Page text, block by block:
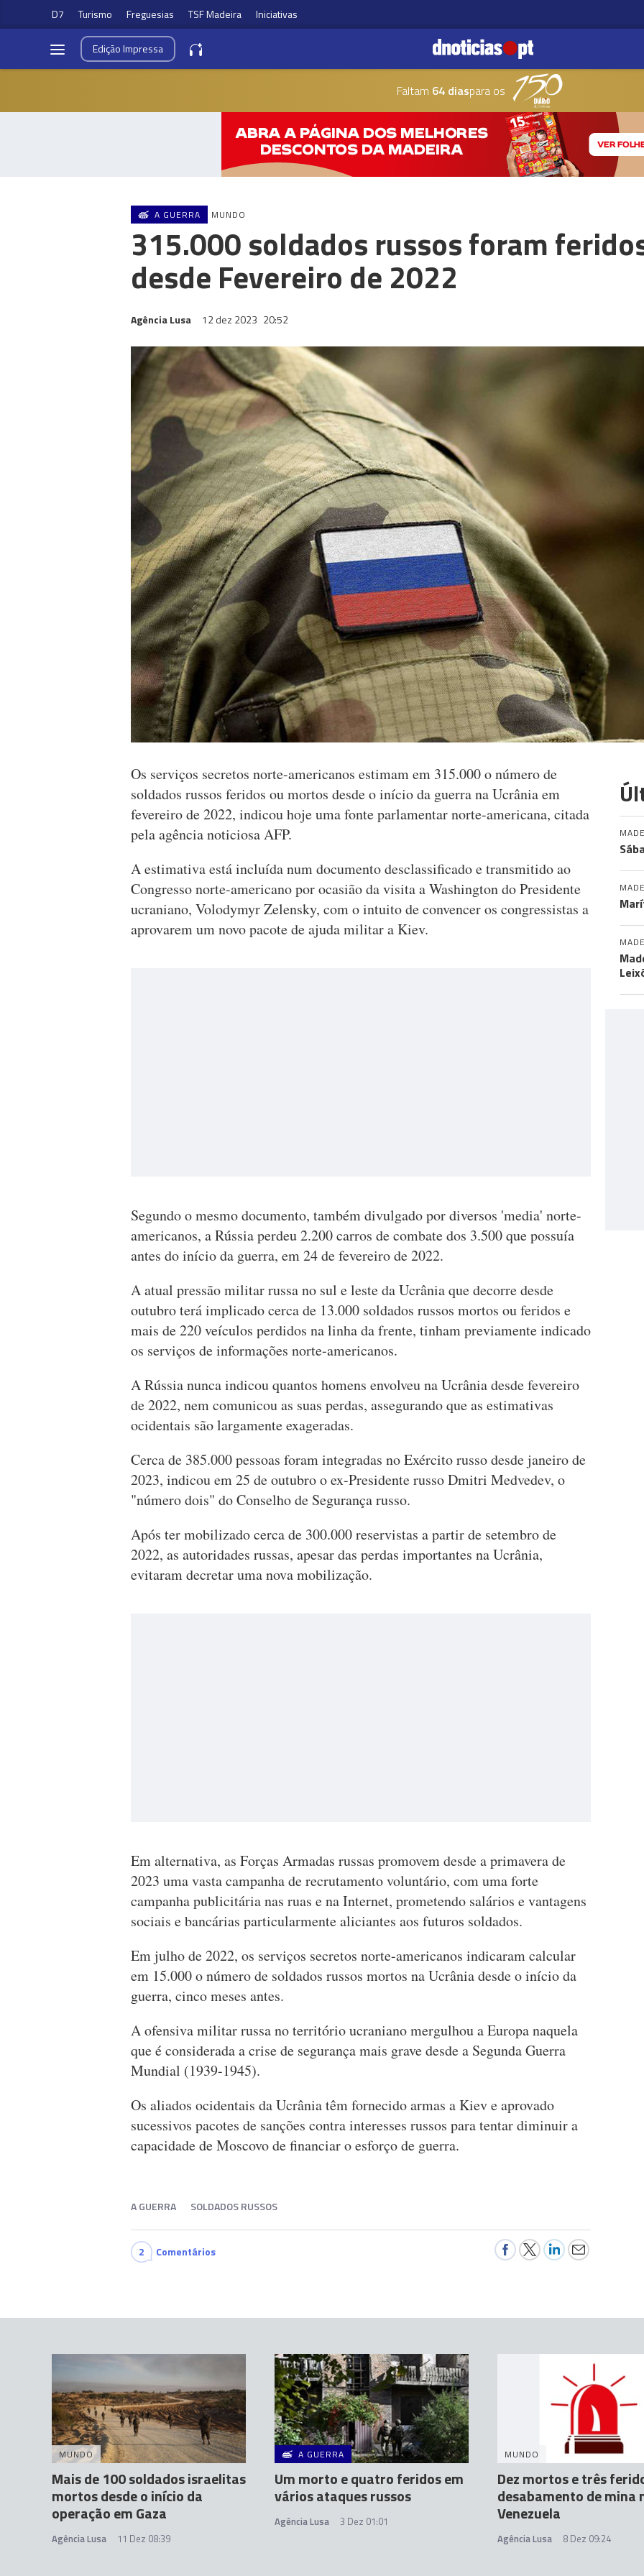
D7 Turismo Freguesias TSF Madeira Iniciativas
EdiçãoImpressa
Faltam 64 diaspara os
A GUERRA MUNDO
315.000 soldados russos foram
desde Fevereiro de 2022
Agência Lusa 12 dez 2023 20:52
Os serviços secretos norte-americanos estimam em 315.000 o número de
soldados russos feridos ou mortos desde o início da guerra na Ucrânia em
fevereiro de 2022, indicou hoje uma fonte parlamentar norte-americana, citada
pela agência noticiosa AFP.
A estimativa está incluída num documento desclassificado e transmitido ao
Congresso norte-americano por ocasião da visita a Washington do Presidente
ucraniano, Volodymyr Zelensky, com o intuito de convencer os congressistas a
aprovarem um novo pacote de ajuda militar a Kiev.
Segundo o mesmo documento, também divulgado por diversos 'media' norte-
americanos, a Rússia perdeu 2.200 carros de combate dos 3.500 que possuía
antes do início da guerra, em 24 de fevereiro de 2022.
A atual pressão militar russa no sul e leste da Ucrânia que decorre desde
outubro terá implicado cerca de 13.000 soldados russos mortos ou feridos e
mais de 220 veículos perdidos na linha da frente, tinham previamente indicado
os serviços de informações norte-americanos.
A Rússia nunca indicou quantos homens envolveu na Ucrânia desde fevereiro
de 2022, nem comunicou as suas perdas, assegurando que as estimativas
ocidentais são largamente exageradas.
Cerca de 385.000 pessoas foram integradas no Exército russo desde janeiro de
2023, indicou em 25 de outubro o ex-Presidente russo Dmitri Medvedev, o
"número dois" do Conselho de Segurança russo.
Após ter mobilizado cerca de 300.000 reservistas a partir de setembro de
2022, as autoridades russas, apesar das perdas importantes na Ucrânia,
evitaram decretar uma nova mobilização.
Em alternativa, as Forças Armadas russas promovem desde a primavera de
2023 uma vasta campanha de recrutamento voluntário, com uma forte
campanha publicitária nas ruas e na Internet, prometendo salários e vantagens
sociais e bancárias particularmente aliciantes aos futuros soldados.
Em julho de 2022, os serviços secretos norte-americanos indicaram calcular
em 15.000 o número de soldados russos mortos na Ucrânia desde o início da
guerra, cinco meses antes.
A ofensiva militar russa no território ucraniano mergulhou a Europa naquela
que é considerada a crise de segurança mais grave desde a Segunda Guerra
Mundial (1939-1945).
Os aliados ocidentais da Ucrânia têm fornecido armas a Kiev e aprovado
sucessivos pacotes de sanções contra interesses russos para tentar diminuir a
capacidade de Moscovo de financiar o esforço de guerra.
A GUERRA SOLDADOS RUSSOS
2 Comentários
MUNDO
Mais de 100 soldados israelitas
mortos desde o início da
operação em Gaza
Agência Lusa 11 Dez 08:39
A GUERRA
Um morto e quatro feridos em
vários ataques russos
Agência Lusa 3 Dez 01:01
MUNDO
Dez mortos e três
desabamento de mina
Venezuela
Agência Lusa 8 Dez 09:24